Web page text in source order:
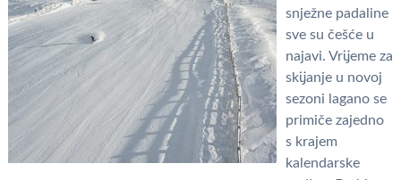
snježne padaline
sve su češće u
najavi. Vrijeme za
skijanje u novoj
sezoni lagano se
primiče zajedno
s krajem
kalendarske